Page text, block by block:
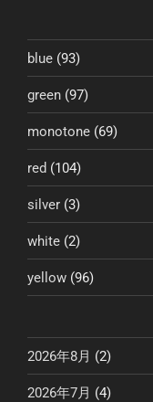
ン
blue (93)
green (97)
monotone (69)
red (104)
silver (3)
white (2)
yellow (96)
2026年8月 (2)
2026年7月 (4)